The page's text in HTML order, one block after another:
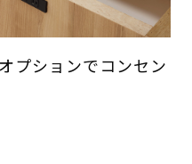
プションでコンセン